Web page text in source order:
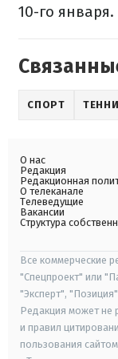
10-го января.
СПОРТ
О нас
Редакция
Редакционная
О телеканале
Телеведущие
Вакансии
Структура
Все коммерческие
"Спецпроект" или
"Эксперт",
Редакция может не
и правил
пользования